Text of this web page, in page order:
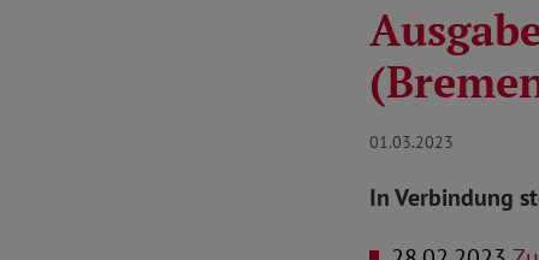
01.03.2023
In Verbindung